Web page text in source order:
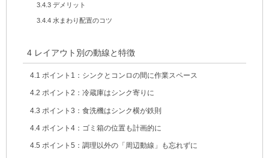
3.4.3 デメリット
3.4.4 水まわり配置のコツ
4レイアウト別の動線と特徴
4.1 ポイント1：シンクとコンロの間に作業スペース
4.2 ポイント2：冷蔵庫はシンク寄りに
4.3 ポイント3：食洗機はシンク横が鉄則
4.4 ポイント4：ゴミ箱の位置も計画的に
4.5 ポイント5：調理以外の「周辺動線」も忘れずに